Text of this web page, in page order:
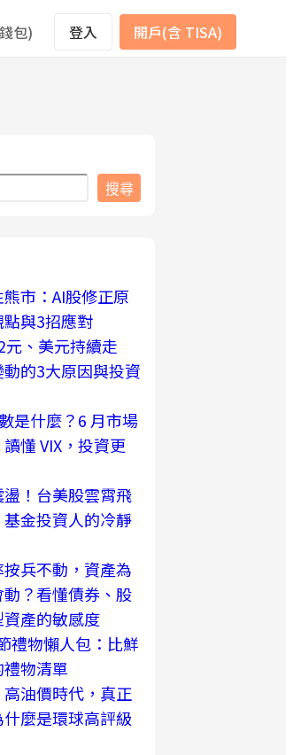
包) 登入 開戶(含 TISA)
搜尋
市：AI股修正原
與3招應對
元、美元持續走
的3大原因與投資
是什麼？6 月市場
懂 VIX，投資更
！台美股雲霄飛
金投資人的冷靜
兵不動，資產為
？看懂債券、股
產的敏感度
禮物懶人包：比鮮
物清單
油價時代，真正
麼是環球高評級